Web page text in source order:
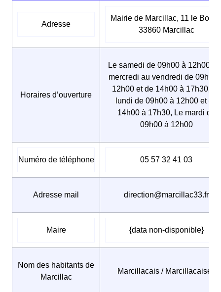
Adresse
Mairie de Marcillac, 11 le
33860 Marcillac
Horaires d’ouverture
Le samedi de 09h00 à 12h00,
mercredi au vendredi de 09h00
12h00 et de 14h00 à 17h30, Le
lundi de 09h00 à 12h00 et de
14h00 à 17h30, Le mardi de
09h00 à 12h00
Numéro de téléphone 05 57 32 41 03
Adresse mail direction@marcillac33.fr
Maire {data non-disponible}
Nom des habitants de
Marcillac
Marcillacais / Marcillacaises